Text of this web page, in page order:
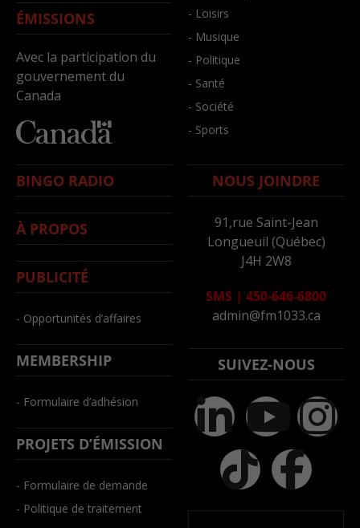
ÉMISSIONS
Avec la participation du
gouvernement du
Canada
- Loisirs
- Musique
- Politique
- Santé
- Société
- Sports
BINGO RADIO
À PROPOS
PUBLICITÉ
- Opportunités d’affaires
MEMBERSHIP
- Formulaire d’adhésion
PROJETS D’ÉMISSION
- Formulaire de demande
- Politique de traitement
NOUS JOINDRE
91,rue Saint-Jean
Longueuil (Québec)
J4H 2W8
SMS | 450-646-6800
admin@fm1033.ca
SUIVEZ-NOUS